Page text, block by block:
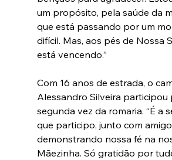
um propósito, pela saúde da
que está passando por um
difícil. Mas, aos pés de Nossa
está vencendo.”
Com 16 anos de estrada, o
Alessandro Silveira participou
segunda vez da romaria. “É a
que participo, junto com
demonstrando nossa fé na
Mãezinha. Só gratidão por